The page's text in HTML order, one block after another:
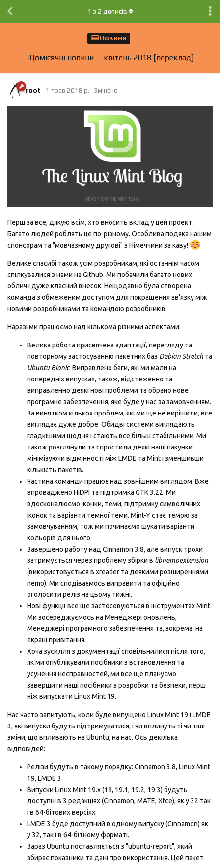
Новини
Щомісячні новини -- квiтень 2018 [переклад]
1 з 2 дописів
root 1 трав 2018 р. Змінено
Перш за все, дякую всім, хто вносить вклад у цей проект.
Багато людей роблять це по-різному. Особлива подяка нашим
спонсорам та "мовчазному друговi" з Німеччини за каву!
Велике спасибі також усім розробникам, які останнім часом
спілкувалися з нами на Github. Ми побачили багато нових
облич і дуже класний внесок. Нещодавно була створена
команда з обмеженим доступом для покращення зв'язку між
новими розробниками та командою розробників.
Наразi ми працюємо над кількома різними аспектами:
Велика робота присвячена адаптації, перегляду та
повторному застосуванню пакетних баз Debian Stretch та
Ubuntu Bionic. Виправлено баги, якi ми мали на
попередніх випусках, також, вiдстеженно та
виправленно деякi новi проблеми та обрано нове
програмне забезпечення, яке буде у нас за замовченням.
За винятком кількох проблем, які ми ще не вирішили, все
виглядає дуже добре. Обидві системи виглядають
гладкішими щодня i стають все більш стабільними. Ми
також розглянули та спростили деякі наші пакунки,
мінімізуючи відмінності між LMDE та Mint і зменшивши
кількість пакетів.
Частина команди працює над зовнiшним виглядом. Вже
впроваджено HiDPI та підтримка GTK 3.22. Ми
вдосконалюємо іконки, теми, підтримку символічних
іконок та варіанти темної теми. Mint-Y стає темою за
замовчуванням, тож ми починаємо шукати варіанти
кольорів для нього.
Завершено работу над Cinnamon 3.8, але випуск трохи
затримується через проблему збірки в libnemoextension
(використовується в xreader та деякими розширеннями
nemo). Ми сподіваємось виправити та офіційно
оголосити релiз на цьому тижні.
Нові функції все ще застосовуються в інструментах Mint.
Ми зосереджуємось на Менеджері оновлень,
Менеджері програмного забезпечення та, зокрема, на
екрані привітання.
Хоча зусилля з документації сповільнилися після того,
як ми опублікували посібники з встановлення та
усунення несправностей, ми все ще плануємо
завершити наші посібники з розробки та безпеки, перш
ніж випускати Linux Mint 19.
Нас часто запитують, коли буде випущено Linux Mint 19 i LMDE
3, які випуски будуть підтримуватися, і чи вплинуть ті чи iншi
зміни, що впливають на Ubuntu, на нас. Ось декілька
відповідей:
Релiзи будуть в такому порядку: Cinnamon 3.8, Linux Mint
19, LMDE 3.
Випуски Linux Mint 19.x (19, 19.1, 19.2, 19.3) будуть
доступні в 3 редакцiях (Cinnamon, MATE, Xfce), як у 32 так
і в 64-бітових версіях.
LMDE 3 буде доступний в одному випуску (Cinnamon) як
у 32, так і в 64-бітному форматі.
Зараз Ubuntu поставляється з "ubuntu-report", який
збирає показники та дані про використання. Цей пакет